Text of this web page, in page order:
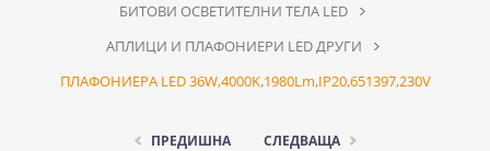
БИТОВИ ОСВЕТИТЕЛНИ ТЕЛА LED
АПЛИЦИ И ПЛАФОНИЕРИ LED ДРУГИ
ПЛАФОНИЕРА LED 36W,4000K,1980Lm,IP20,651397,230V
ПРЕДИШНА СЛЕДВАЩА